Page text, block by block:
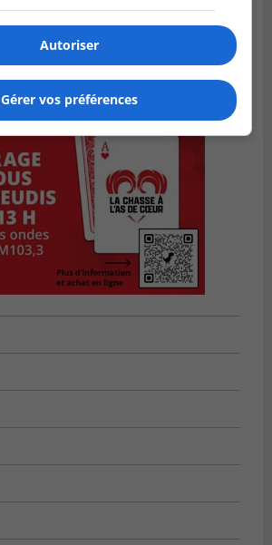
Autoriser
Gérer vos préférences